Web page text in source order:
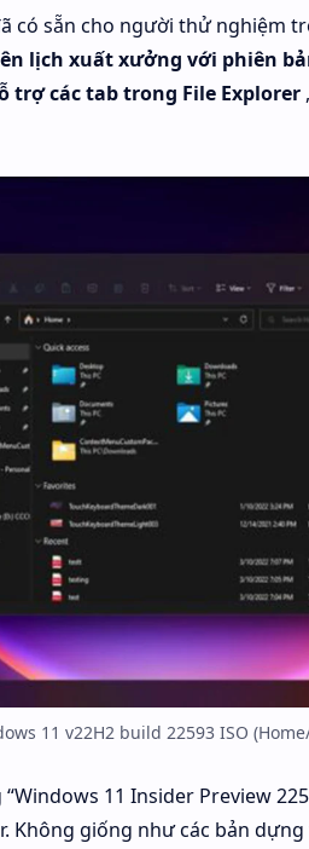
có sẵn cho người thử nghiệm
lịch xuất xưởng với phiên
trợ các tab trong File Explorer
11 v22H2 build 22593 ISO
11 Insider Preview
Không giống như các bản